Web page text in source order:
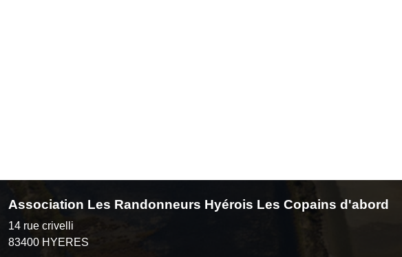
Association Les Randonneurs Hyérois Les Copains d'abord
14 rue crivelli
83400 HYERES